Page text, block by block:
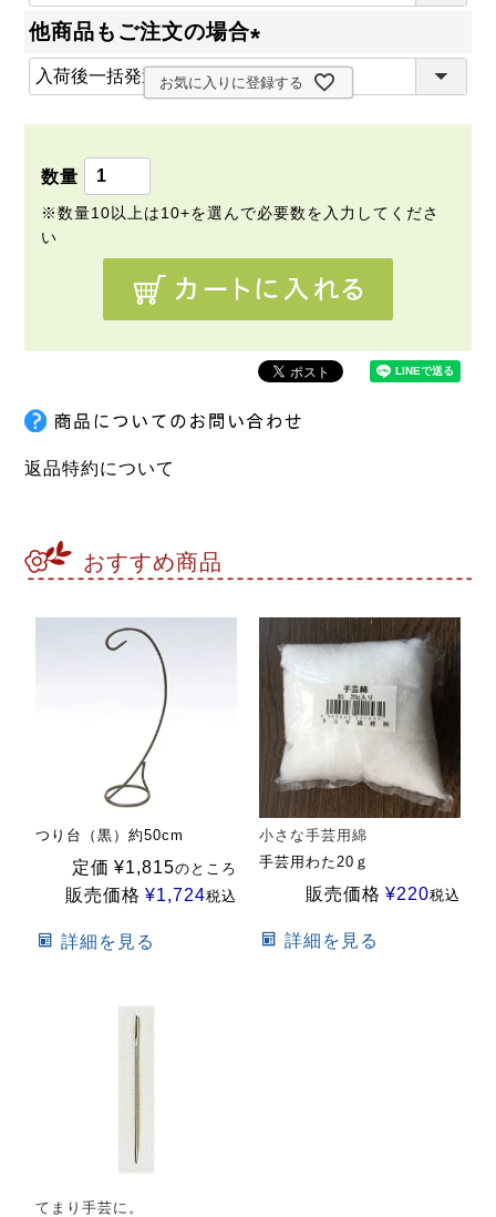
必
)
他商品もご注文の場合
(
必
お気に入りに登録する
返品特約について
おすすめ商品
つり台（黒）約50cm
定価 ¥1,815のところ
販売価格 ¥1,724税込
詳細を見る
小さな手芸用綿
手芸用わた20ｇ
販売価格 ¥220税込
詳細を見る
てまり手芸に。